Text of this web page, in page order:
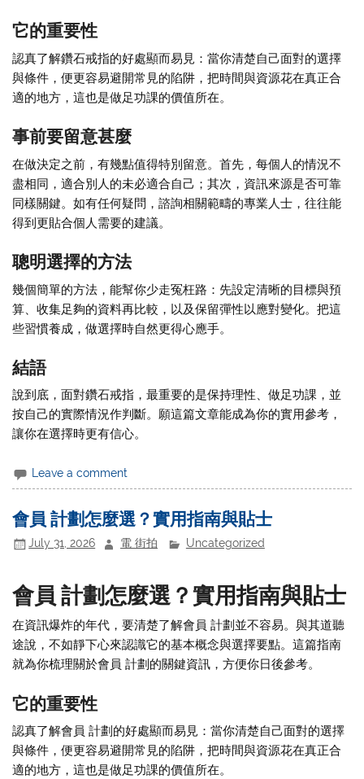
它的重要性
認真了解鑽石戒指的好處顯而易見：當你清楚自己面對的選擇
與條件，便更容易避開常見的陷阱，把時間與資源花在真正合
適的地方，這也是做足功課的價值所在。
事前要留意甚麼
在做決定之前，有幾點值得特別留意。首先，每個人的情況不
盡相同，適合別人的未必適合自己；其次，資訊來源是否可靠
同樣關鍵。如有任何疑問，諮詢相關範疇的專業人士，往往能
得到更貼合個人需要的建議。
聰明選擇的方法
幾個簡單的方法，能幫你少走冤枉路：先設定清晰的目標與預
算、收集足夠的資料再比較，以及保留彈性以應對變化。把這
些習慣養成，做選擇時自然更得心應手。
結語
說到底，面對鑽石戒指，最重要的是保持理性、做足功課，並
按自己的實際情況作判斷。願這篇文章能成為你的實用參考，
讓你在選擇時更有信心。
Leave a comment
會員 計劃怎麼選？實用指南與貼士
July 31, 2026 電 街拍 Uncategorized
會員 計劃怎麼選？實用指南與貼士
在資訊爆炸的年代，要清楚了解會員 計劃並不容易。與其道聽
途說，不如靜下心來認識它的基本概念與選擇要點。這篇指南
就為你梳理關於會員 計劃的關鍵資訊，方便你日後參考。
它的重要性
認真了解會員 計劃的好處顯而易見：當你清楚自己面對的選擇
與條件，便更容易避開常見的陷阱，把時間與資源花在真正合
適的地方，這也是做足功課的價值所在。